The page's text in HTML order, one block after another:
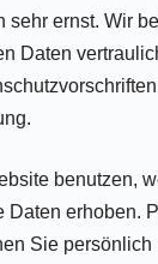
sehr ernst. Wir
Daten
benutzen,
Daten erhoben.
Sie